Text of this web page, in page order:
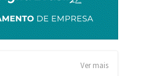
Ver mais